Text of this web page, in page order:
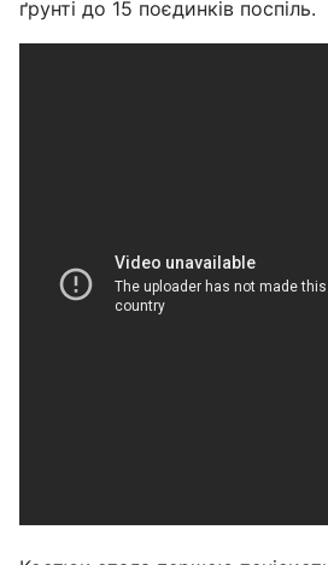
ґрунті до 15 поєдинків поспіль.